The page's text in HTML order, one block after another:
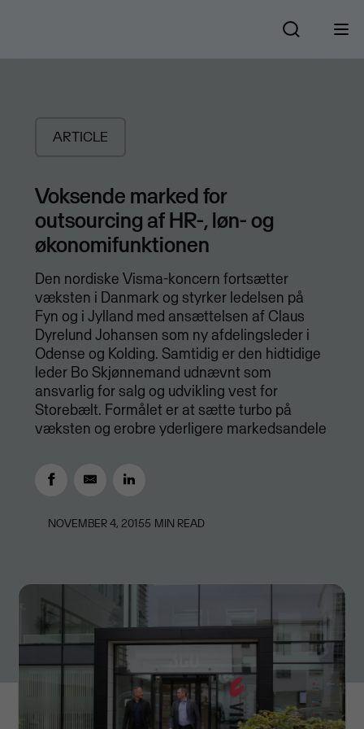
ARTICLE
Voksende marked for
outsourcing af HR-, løn- og
økonomifunktionen
Den nordiske Visma-koncern fortsætter
væksten i Danmark og styrker ledelsen på
Fyn og i Jylland med ansættelsen af Claus
Dyrelund Johansen som ny afdelingsleder i
Odense og Kolding. Samtidig er den hidtidige
leder Bo Skjønnemand udnævnt som
ansvarlig for salg og udvikling vest for
Storebælt. Formålet er at sætte turbo på
væksten og erobre yderligere markedsandele
NOVEMBER 4, 20155 MIN READ